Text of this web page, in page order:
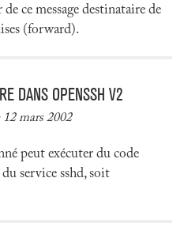
ce message destinataire de
(forward).
DANS OPENSSH V2
mars 2002
peut exécuter du code
service sshd, soit